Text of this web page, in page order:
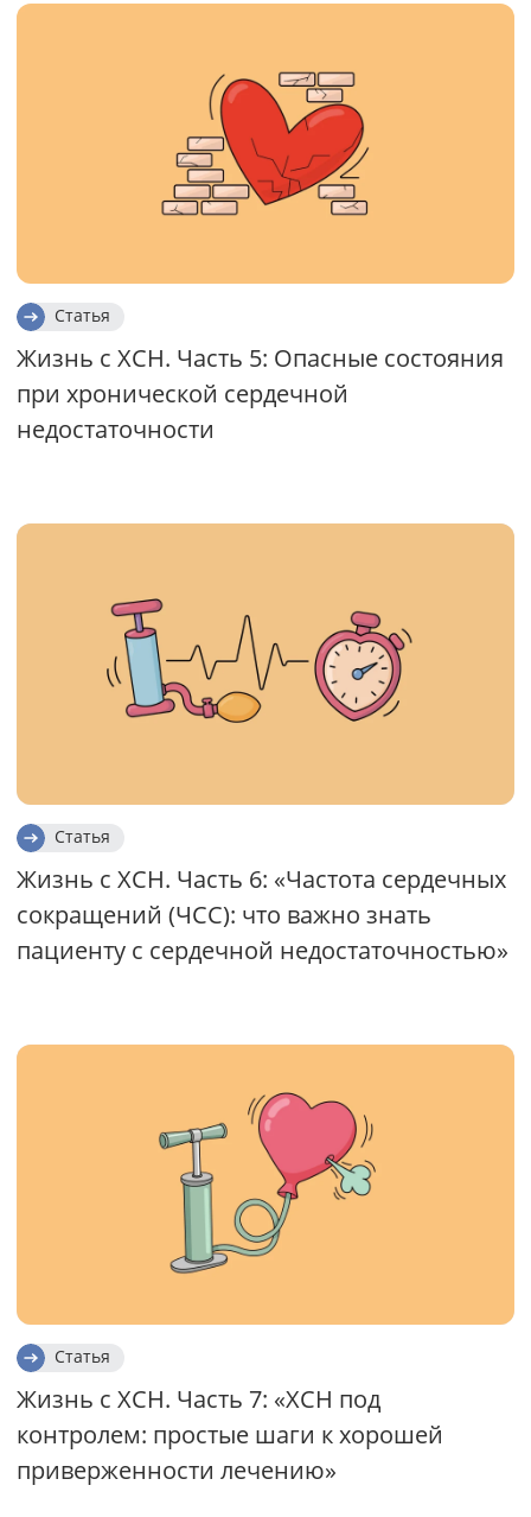
Статья
Жизнь с ХСН. Часть 5: Опасные состояния
при хронической сердечной
недостаточности
Статья
Жизнь с ХСН. Часть 6: «Частота сердечных
сокращений (ЧСС): что важно знать
пациенту с сердечной недостаточностью»
Статья
Жизнь с ХСН. Часть 7: «ХСН под
контролем: простые шаги к хорошей
приверженности лечению»